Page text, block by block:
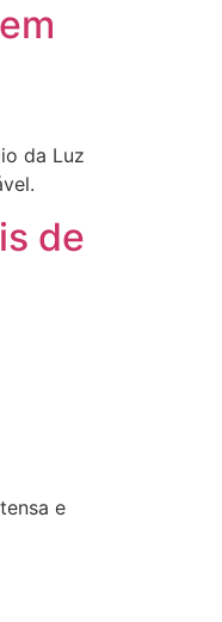
da Luz
de
e